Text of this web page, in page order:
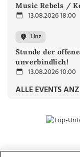
Music Rebels /
13.08.2026 18:00
Linz
Stunde der
unverbindlich!
13.08.2026 10:00
ALLE EVENTS